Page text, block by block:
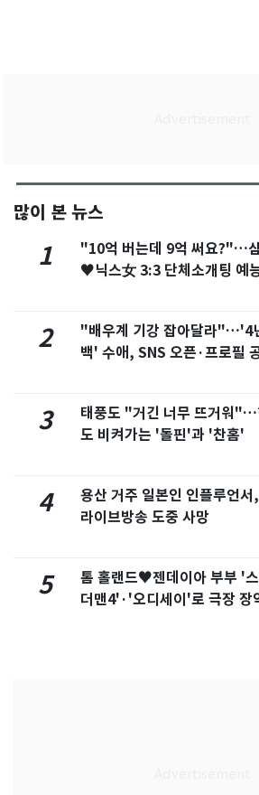
많이 본 뉴스
1
"10억 버는데 9억 써요?"…
♥닉스女 3:3 단체소개팅 예
2
"배우계 기강 잡아달라"…'4
백' 수애, SNS 오픈·프로필
3
태풍도 "거긴 너무 뜨거워"…
도 비켜가는 '돌핀'과 '찬홈'
4
용산 거주 일본인 인플루언서
라이브방송 도중 사망
5
톰 홀랜드♥젠데이아 부부 '스
더맨4'·'오디세이'로 극장 장